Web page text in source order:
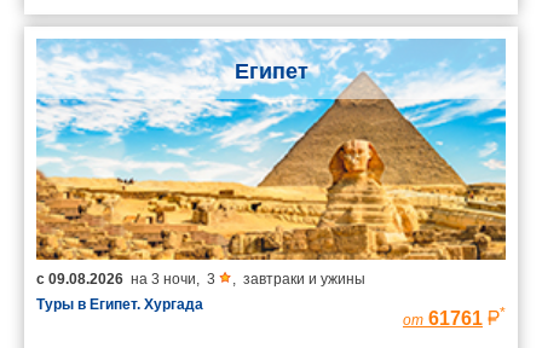
Египет
с 09.08.2026 на 3 ночи, 3 , завтраки и ужины
Туры в Египет. Хургада
от 61761 *